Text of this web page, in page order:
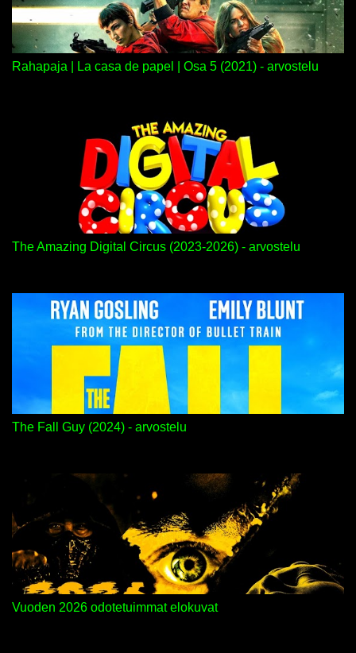
Rahapaja | La casa de papel | Osa 5 (2021) - arvostelu
The Amazing Digital Circus (2023-2026) - arvostelu
The Fall Guy (2024) - arvostelu
Vuoden 2026 odotetuimmat elokuvat